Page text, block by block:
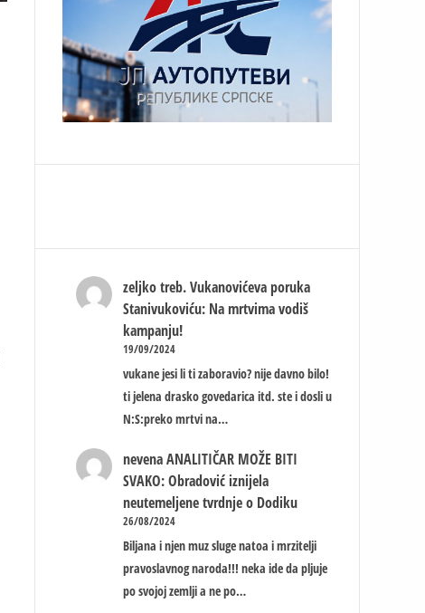
zeljko treb. Vukanovićeva poruka
Stanivukoviću: Na mrtvima vodiš
kampanju!
19/09/2024
vukane jesi li ti zaboravio? nije davno bilo!
ti jelena drasko govedarica itd. ste i dosli u
N:S:preko mrtvi na…
nevena ANALITIČAR MOŽE BITI
SVAKO: Obradović iznijela
neutemeljene tvrdnje o Dodiku
26/08/2024
Biljana i njen muz sluge natoa i mrzitelji
pravoslavnog naroda!!! neka ide da pljuje
po svojoj zemlji a ne po…